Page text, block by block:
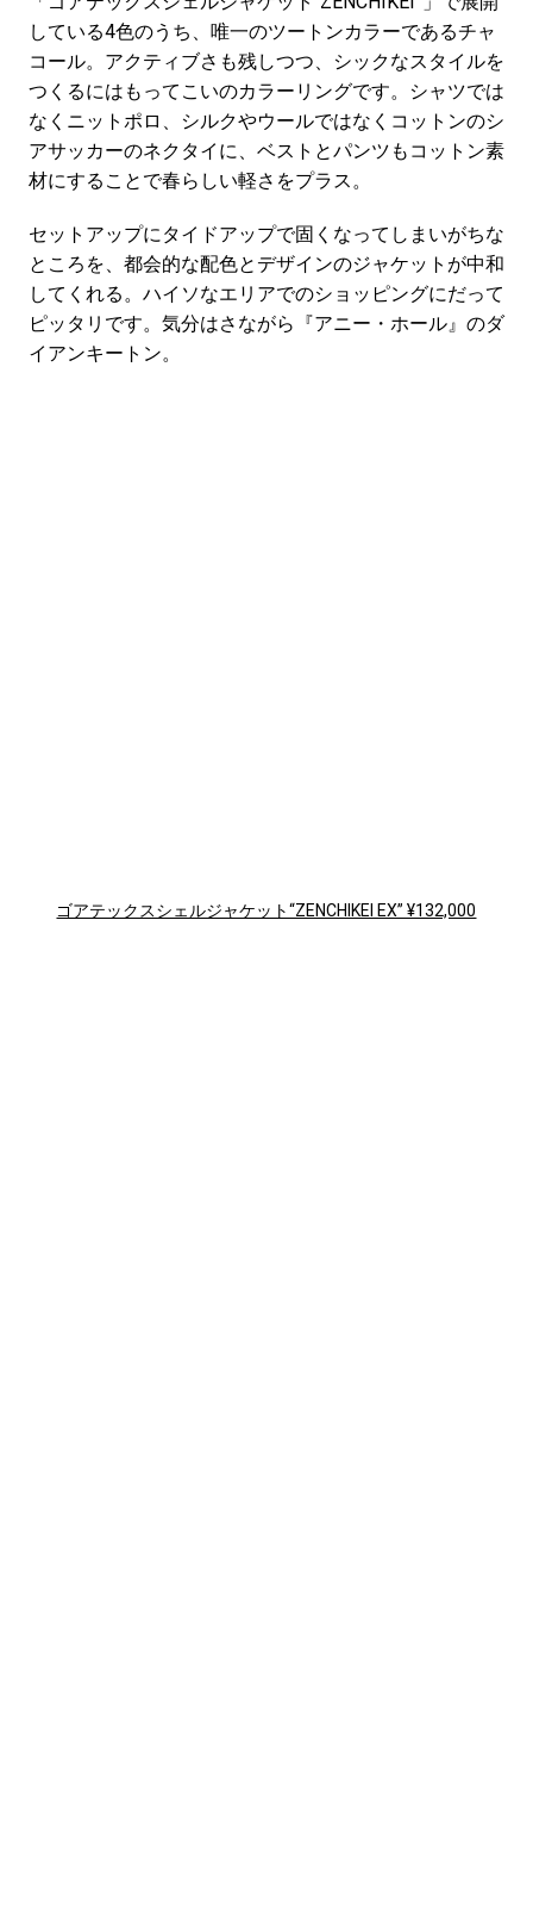
している4色のうち、唯一のツートンカラーであるチャ
コール。アクティブさも残しつつ、シックなスタイルを
つくるにはもってこいのカラーリングです。シャツでは
なくニットポロ、シルクやウールではなくコットンのシ
アサッカーのネクタイに、ベストとパンツもコットン素
材にすることで春らしい軽さをプラス。
セットアップにタイドアップで固くなってしまいがちな
ところを、都会的な配色とデザインのジャケットが中和
してくれる。ハイソなエリアでのショッピングにだって
ピッタリです。気分はさながら『アニー・ホール』のダ
イアンキートン。
ゴアテックスシェルジャケット“ZENCHIKEI EX” ¥132,000